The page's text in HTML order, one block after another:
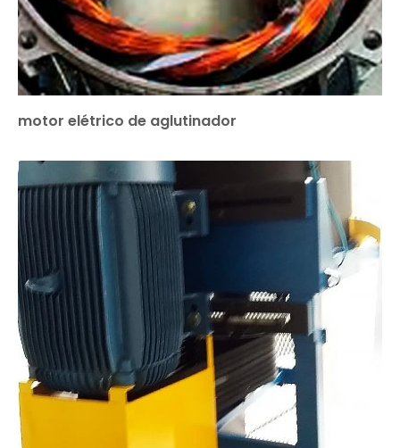
motor elétrico de aglutinador